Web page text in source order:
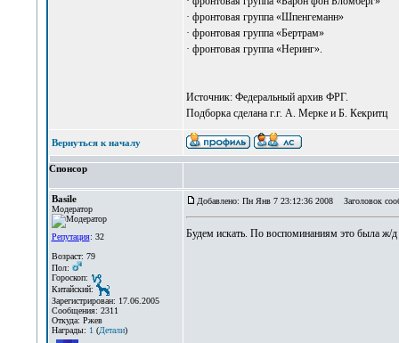
· фронтовая группа «Шпенгеманн»
· фронтовая группа «Бертрам»
· фронтовая группа «Неринг».
Источник: Федеральный архив ФРГ.
Подборка сделана г.г. А. Мерке и Б. Кекритц
Вернуться к началу
Спонсор
Basile
Модератор
Репутация: 32
Возраст: 79
Пол:
Гороскоп:
Китайский:
Зарегистрирован: 17.06.2005
Сообщения: 2311
Откуда: Ржев
Награды: 1(Детали)
Добавлено: Пн Янв 7 23:12:36 2008 Заголовок
Будем искать. По воспоминаниям это была ж/д